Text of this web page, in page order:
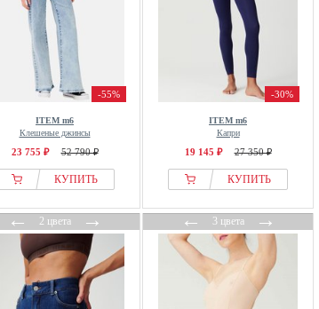
-55%
ITEM m6
Клешеные джинсы
23 755 ₽ 52 790 ₽
КУПИТЬ
-30%
ITEM m6
Капри
19 145 ₽ 27 350 ₽
КУПИТЬ
←2 цвета→ ←3 цвета→